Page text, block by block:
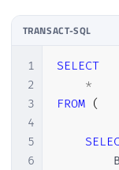
TRANSACT-SQL
1
2
3
4
5
6
SELECT
*
FROM
(
        B